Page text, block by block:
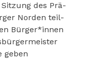
des Prä­
Nor­den teil­
Bürger*innen
geben